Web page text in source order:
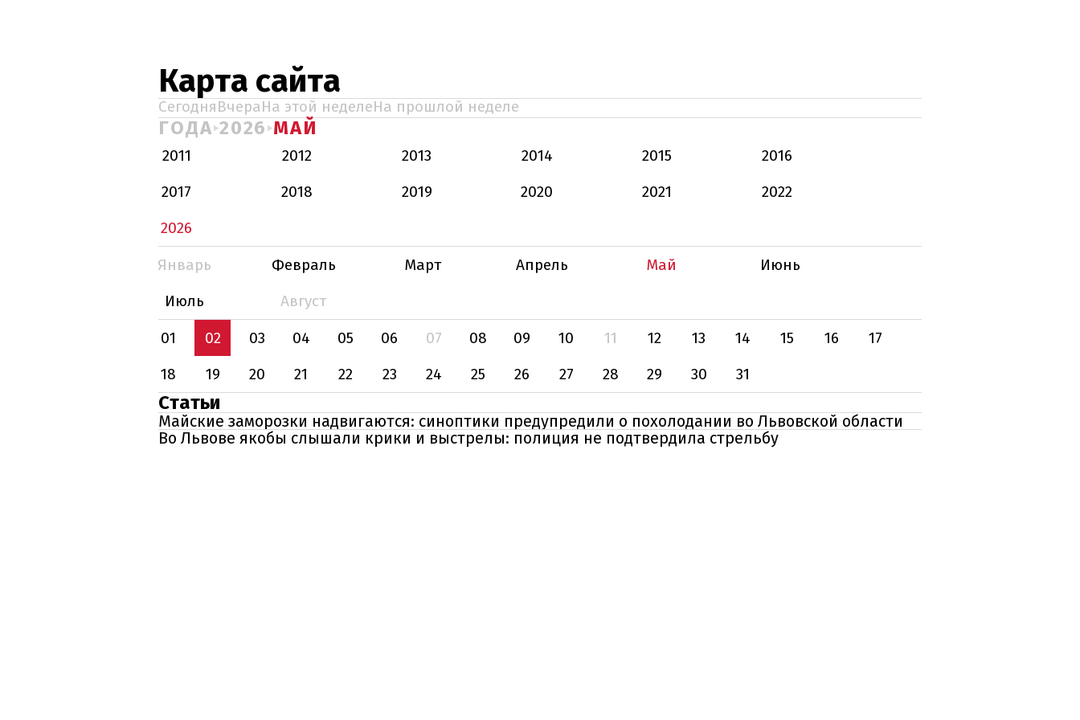
Карта сайта
СегодняВчераНа этой неделеНа прошлой неделе
ГОДА 2026 МАЙ
2011 2012 2013 2014 2015
2016
2017
2018 2019 2020 2021
2022
2026
Январь
Февраль Март Апрель Май
Июнь
Июль
Август
01
02 03 04 05 06 07 08 09 10 11 12 13 14 15 16
17
18
19 20 21 22 23 24 25 26 27 28 29 30 31
Статьи
Майские заморозки надвигаются: синоптики предупредили о похолодании во Львовской области
Во Львове якобы слышали крики и выстрелы: полиция не подтвердила стрельбу